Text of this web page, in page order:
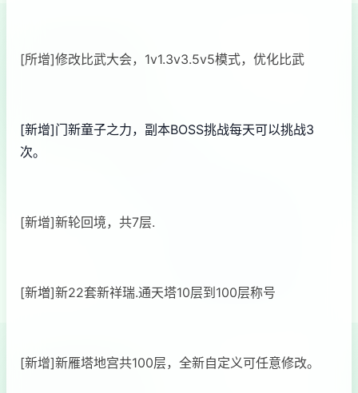
[所增]修改比武大会，1v1.3v3.5v5模式，优化比武
[新增]门新童子之力，副本BOSS挑战每天可以挑战3
次。
[新增]新轮回境，共7层.
[新増]新22套新祥瑞.通天塔10层到100层称号
[新增]新雁塔地宫共100层，全新自定义可任意修改。